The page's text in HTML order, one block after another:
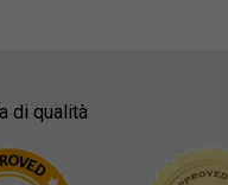
di qualità